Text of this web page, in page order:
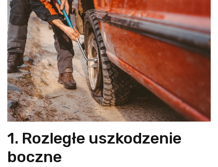
1. Rozległe uszkodzenie
boczne